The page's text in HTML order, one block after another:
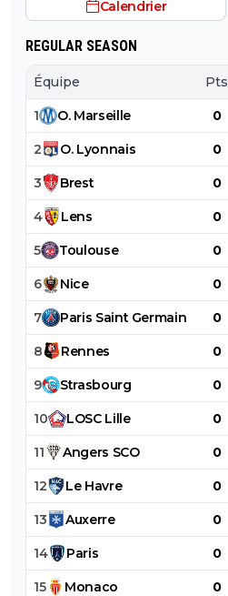
Calendrier
REGULAR SEASON
Équipe Pts
1 O. Marseille 0
2 O. Lyonnais 0
3 Brest 0
4 Lens 0
5 Toulouse 0
6 Nice 0
7 Paris Saint Germain 0
8 Rennes 0
9 Strasbourg 0
10 LOSC Lille 0
11 Angers SCO 0
12 Le Havre 0
13 Auxerre 0
14 Paris 0
15 Monaco 0